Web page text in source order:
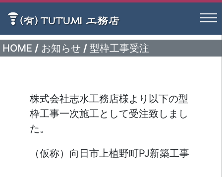
HOME / お知らせ / 型枠工事受注
株式会社志水工務店様より以下の型
枠工事一次施工として受注致しまし
た。
（仮称）向日市上植野町PJ新築工事